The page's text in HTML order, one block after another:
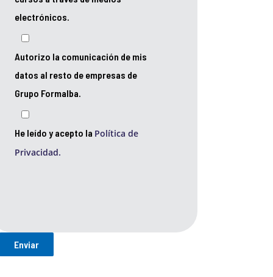
electrónicos.
Autorizo la comunicación de mis
datos al resto de empresas de
Grupo Formalba.
He leído y acepto la Política de
Privacidad.